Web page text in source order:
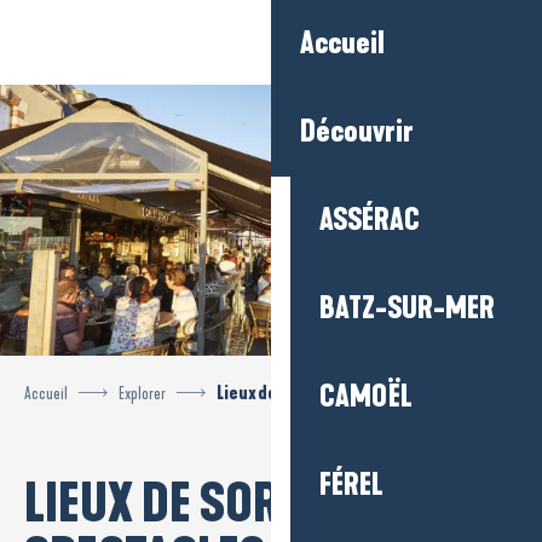
principal
Accueil
Découvrir
ASSÉRAC
BATZ-SUR-MER
CAMOËL
FÉREL
Accueil Explorer Lieux de sorties et spectacles
LIEUX DE SORTIES ET